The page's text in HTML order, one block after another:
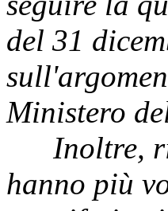
del 31
Ministero
Inoltre,
hanno più